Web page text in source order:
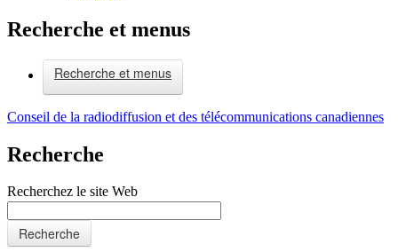
Recherche et menus
Recherche et menus
Conseil de la radiodiffusion et des télécommunications canadiennes
Recherche
Recherchez le site Web
Recherche